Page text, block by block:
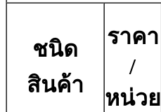
ชนิด
สินค้า
ราคา
/
หน่วย